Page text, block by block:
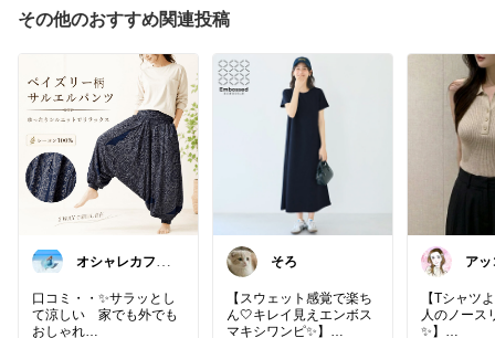
その他のおすすめ関連投稿
オシャレカフェ
１日を
口コミ・・✨サラッとし
て涼しい 家でも外でも
おしゃれ
そろ
【スウェット感覚で楽ち
ん🤍キレイ見えエンボス
マキシワンピ✨】
ア
美容
【Tシャツ
人のノース
✨】